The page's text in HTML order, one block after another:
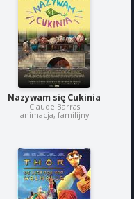
Nazywam się Cukinia
Claude Barras
animacja, familijny